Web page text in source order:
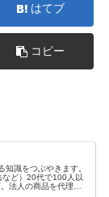
はてブ
コピー
識をつぶやきます。
など）20代で100人以
法人の商品を代理販